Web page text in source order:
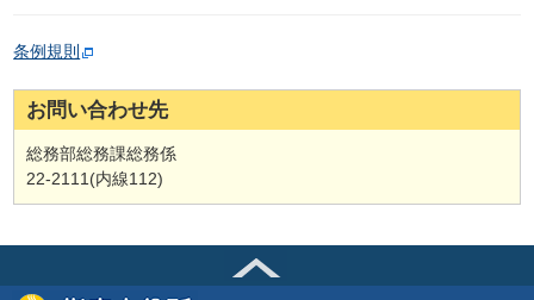
条例規則
お問い合わせ先
総務部総務課総務係
22-2111(内線112)